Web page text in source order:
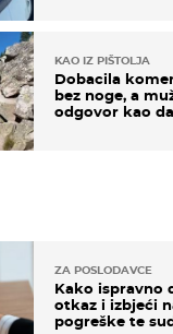
KAO IZ PIŠTOLJA
Dobacila
bez noge, a
odgovor kao
ZA POSLODAVCE
Kako ispravno
otkaz i izbjeći
pogreške te